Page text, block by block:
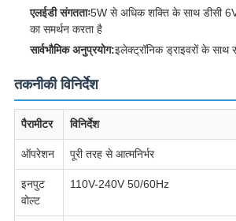
एलईडी संगतताः5W से अधिक शक्ति के साथ डीसी
का समर्थन करता है
सार्वभौमिक अनुप्रयोग:इलेक्ट्रॉनिक ड्राइवरों के
तकनीकी विनिर्देश
पैरामीटर विनिर्देश
ऑपरेशन पूरी तरह से आत्मनिर्भर
इनपुट
वोल्ट
110V-240V 50/60Hz